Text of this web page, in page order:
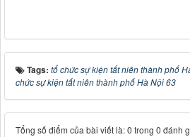
Tags: tổ chức sự kiện tất niên thành phố
chức sự kiện tất niên thành phố Hà Nội 63
Tổng số điểm của bài viết là: 0 trong 0 đánh